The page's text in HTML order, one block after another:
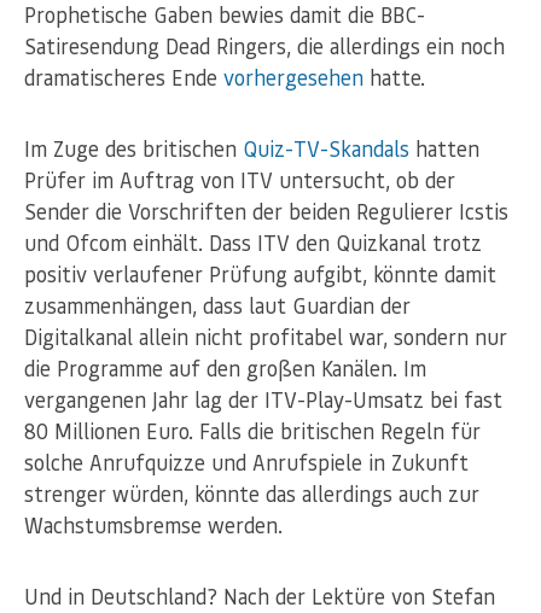
Prophetische Gaben bewies damit die BBC-
Satiresendung Dead Ringers, die allerdings ein noch
dramatischeres Ende vorhergesehen hatte.
Im Zuge des britischen Quiz-TV-Skandals hatten
Prüfer im Auftrag von ITV untersucht, ob der
Sender die Vorschriften der beiden Regulierer Icstis
und Ofcom einhält. Dass ITV den Quizkanal trotz
positiv verlaufener Prüfung aufgibt, könnte damit
zusammenhängen, dass laut Guardian der
Digitalkanal allein nicht profitabel war, sondern nur
die Programme auf den großen Kanälen. Im
vergangenen Jahr lag der ITV-Play-Umsatz bei fast
80 Millionen Euro. Falls die britischen Regeln für
solche Anrufquizze und Anrufspiele in Zukunft
strenger würden, könnte das allerdings auch zur
Wachstumsbremse werden.
Und in Deutschland? Nach der Lektüre von Stefan